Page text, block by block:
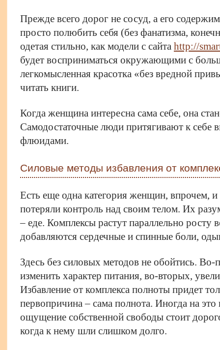
Прежде всего дорог не сосуд, а его
просто полюбить себя (без фанатизма,
одетая стильно, как модели с сайта http://
будет восприниматься окружающими с
легкомысленная красотка «без вредной
читать книги.
Когда женщина интересна сама себе, она
Самодостаточные люди притягивают к себе
флюидами.
Силовые методы избавления от
Есть еще одна категория женщин, впрочем,
потеряли контроль над своим телом. Их
– еде. Комплексы растут параллельно росту
добавляются сердечные и спинные боли,
Здесь без силовых методов не обойтись.
изменить характер питания, во-вторых,
Избавление от комплекса полноты придет
первопричина – сама полнота. Иногда на
ощущение собственной свободы стоит
когда к нему шли слишком долго.